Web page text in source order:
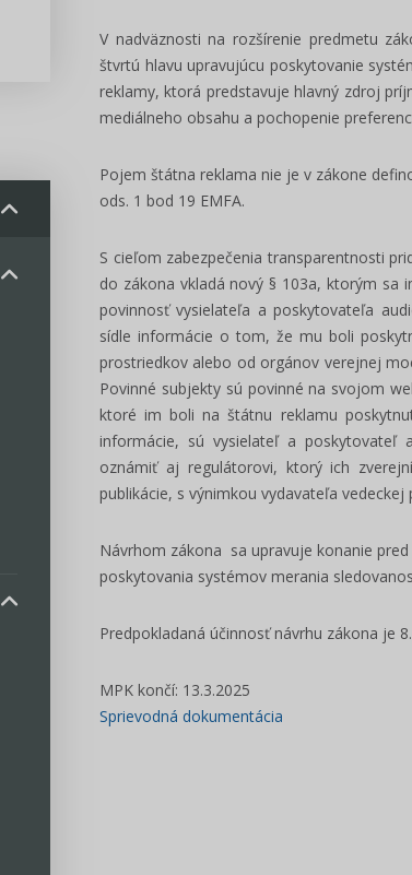
V nadväznosti na rozšírenie predmetu
štvrtú hlavu upravujúcu poskytovanie
reklamy, ktorá predstavuje hlavný zdroj
mediálneho obsahu a pochopenie
Pojem štátna reklama nie je v zákone
ods. 1 bod 19 EMFA.
S cieľom zabezpečenia transparentnosti
do zákona vkladá nový § 103a, ktorým sa
povinnosť vysielateľa a poskytovateľa
sídle informácie o tom, že mu boli
prostriedkov alebo od orgánov verejnej
Povinné subjekty sú povinné na svojom
ktoré im boli na štátnu reklamu
informácie, sú vysielateľ a poskytovateľ
oznámiť aj regulátorovi, ktorý ich
publikácie, s výnimkou vydavateľa vedeckej
Návrhom zákona sa upravuje konanie
poskytovania systémov merania
Predpokladaná účinnosť návrhu zákona je
MPK končí: 13.3.2025
Sprievodná dokumentácia